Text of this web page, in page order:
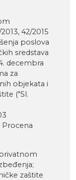
42/2015
poslova
sredstava
decembra
za
objekata i
("Sl.
zaštite